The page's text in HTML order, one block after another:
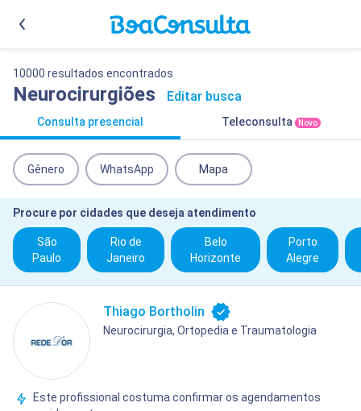
10000 resultados encontrados
Neurocirurgiões Editar busca
Consulta presencial Teleconsulta Novo
Gênero WhatsApp Mapa
Procure por cidades que deseja atendimento
São
Paulo
Rio de
Janeiro
Belo
Horizonte
Porto
Alegre
Thiago Bortholin
Neurocirurgia, Ortopedia e Traumatologia
Este profissional costuma confirmar os agendamentos